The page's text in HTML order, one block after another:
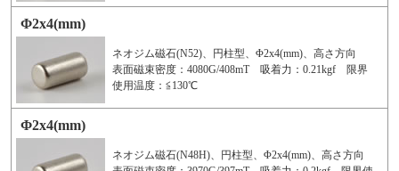
Φ2x4(mm)
ネオジム磁石(N52)、円柱型、Φ2x4(mm)、高さ方向
表面磁束密度：4080G/408mT 吸着力：0.21kgf 限界
使用温度：≦130℃
Φ2x4(mm)
ネオジム磁石(N48H)、円柱型、Φ2x4(mm)、高さ方向